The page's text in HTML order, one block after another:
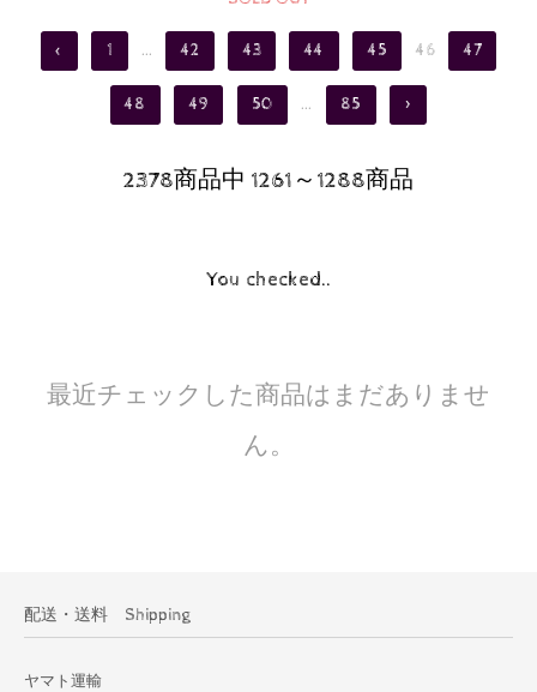
< 1 ... 42 43 44 45 46 47
48 49 50 ... 85 >
2378商品中 1261～1288商品
You checked..
最近チェックした商品はまだありませ
ん。
配送・送料 Shipping
ヤマト運輸